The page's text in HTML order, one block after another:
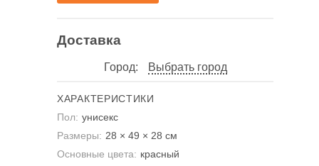
Доставка
Город: Выбрать город
ХАРАКТЕРИСТИКИ
Пол: унисекс
Размеры: 28 × 49 × 28 см
Основные цвета: красный